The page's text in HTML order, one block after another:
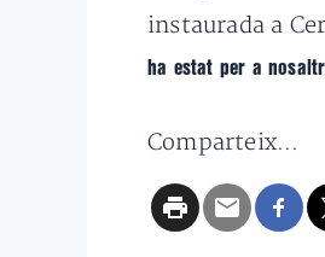
instaurada a
ha estat per a
Comparteix...